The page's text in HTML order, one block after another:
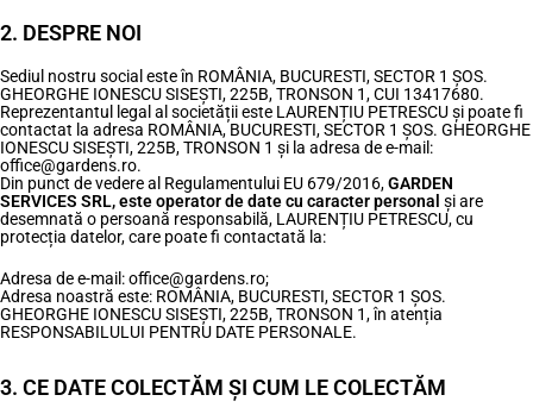
2. DESPRE NOI
Sediul nostru social este în ROMÂNIA, BUCURESTI, SECTOR 1 ȘOS.
GHEORGHE IONESCU SISEȘTI, 225B, TRONSON 1, CUI 13417680.
Reprezentantul legal al societății este LAURENȚIU PETRESCU și poate fi
contactat la adresa ROMÂNIA, BUCURESTI, SECTOR 1 ȘOS. GHEORGHE
IONESCU SISEȘTI, 225B, TRONSON 1 și la adresa de e-mail:
office@gardens.ro.
Din punct de vedere al Regulamentului EU 679/2016,GARDEN
SERVICES SRL,este operator de date cu caracter personal și are
desemnată o persoană responsabilă, LAURENȚIU PETRESCU, cu
protecția datelor, care poate fi contactată la:
Adresa de e-mail: office@gardens.ro;
Adresa noastră este: ROMÂNIA, BUCURESTI, SECTOR 1 ȘOS.
GHEORGHE IONESCU SISEȘTI, 225B, TRONSON 1, în atenția
RESPONSABILULUI PENTRU DATE PERSONALE.
3. CE DATE COLECTĂM ȘI CUM LE COLECTĂM